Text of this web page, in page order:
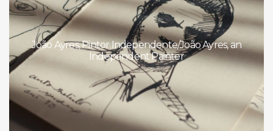
João Ayres, Pintor Independente/João Ayres, an
Independent Painter